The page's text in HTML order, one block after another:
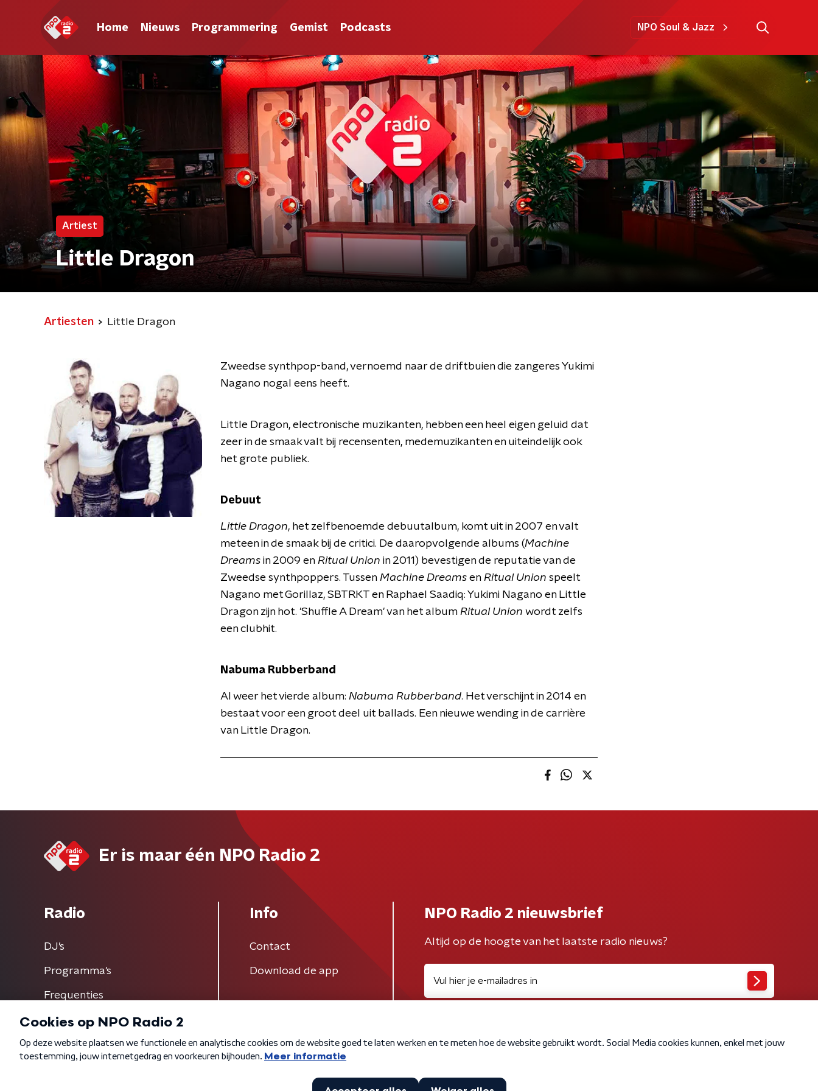
Home Nieuws Programmering Gemist Podcasts NPO Soul & Jazz
Artiest
Little Dragon
Artiesten Little Dragon
Zweedse synthpop-band, vernoemd naar de driftbuien die zangeres Yukimi
Nagano nogal eens heeft.
Little Dragon, electronische muzikanten, hebben een heel eigen geluid dat
zeer in de smaak valt bij recensenten, medemuzikanten en uiteindelijk ook
het grote publiek.
Debuut
Little Dragon, het zelfbenoemde debuutalbum, komt uit in 2007 en valt
meteen in de smaak bij de critici. De daaropvolgende albums (Machine
Dreams in 2009 en Ritual Union in 2011) bevestigen de reputatie van de
Zweedse synthpoppers. Tussen Machine Dreams en Ritual Union speelt
Nagano met Gorillaz, SBTRKT en Raphael Saadiq: Yukimi Nagano en Little
Dragon zijn hot. 'Shuffle A Dream' van het album Ritual Union wordt zelfs
een clubhit.
Nabuma Rubberband
Al weer het vierde album: Nabuma Rubberband. Het verschijnt in 2014 en
bestaat voor een groot deel uit ballads. Een nieuwe wending in de carrière
van Little Dragon.
Er is maar één NPO Radio 2
Radio
DJ’s
Programma's
Frequenties
Info
Contact
Download de app
NPO Radio 2 nieuwsbrief
Altijd op de hoogte van het laatste radio nieuws?
Algemene voorwaarden Privacybeleid